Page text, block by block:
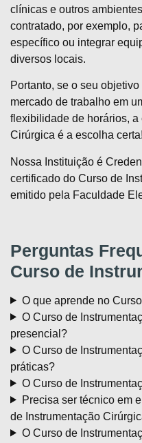
clínicas e outros
contratado, por exemplo,
específico ou integrar
diversos locais.
Portanto, se o seu
mercado de trabalho em
flexibilidade de horários, a
Cirúrgica é a escolha certa!
Nossa Instituição é
certificado do Curso de
emitido pela Faculdade
Perguntas
Curso de
O que aprende no
O Curso de
presencial?
O Curso de
práticas?
O Curso de
Precisa ser técnico em
de Instrumentação
O Curso de